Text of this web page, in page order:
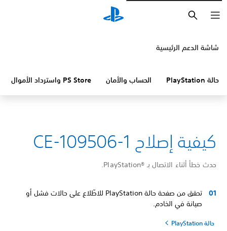
شاشة الدعم الرئيسية
حالة PlayStation الحساب والأمان PS Store واسترداد الأموال
كيفية إصلاح CE-109506-1
حدث خطأ أثناء الاتصال بـ PlayStation®‎.
تحقق من صفحة حالة PlayStation للاطّلاع على حالات فشل أو
صيانة في الخادم.
حالة PlayStation